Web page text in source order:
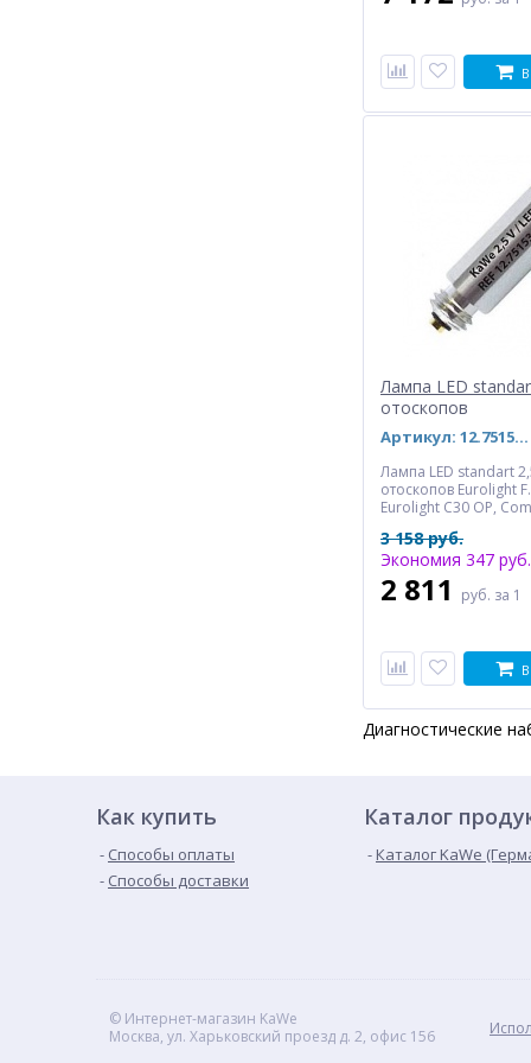
Лампа LED
отоскопов
Артикул: 12.75153.003
Лампа LED standart
отоскопов Eurolight
Eurolight С30 ОР,
наборов.
3 158 руб.
Экономия 347 руб.
2 811 руб. за 1
Диагностические
Как купить
Способы оплаты
Способы доставки
Каталог
Каталог KaWe
© Интернет-магазин KaWe
Москва, ул. Харьковский проезд д. 2, офис 156